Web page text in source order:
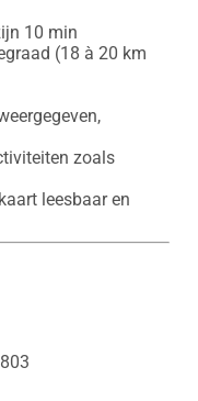
10 min
(18 à 20 km
zoals
leesbaar en